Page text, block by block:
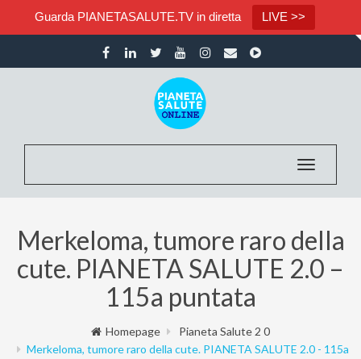
Guarda PIANETASALUTE.TV in diretta LIVE >>
Toggle
Merkeloma, tumore raro della
cute. PIANETA SALUTE 2.0 –
115a puntata
Homepage
Pianeta Salute 2 0
Merkeloma, tumore raro della cute. PIANETA SALUTE 2.0 - 115a